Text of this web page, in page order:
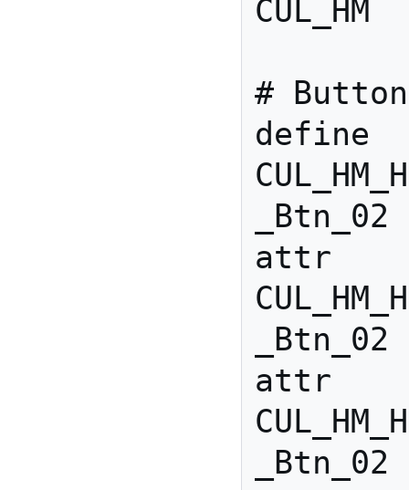
CUL_HM
#
define
_Btn_02
attr
_Btn_02
attr